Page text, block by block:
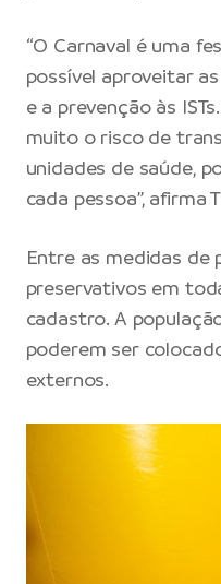
“O Carnaval é uma
possível aproveitar
e a prevenção às
muito o risco de
unidades de saúde,
cada pessoa”, afirma
Entre as medidas de
preservativos em
cadastro. A
poderem ser
externos.